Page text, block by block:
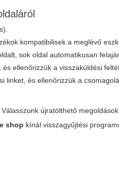
kompatibilisek a meglévő
sok oldal automatikusan
ellenőrizzük a visszaküldési
és ellenőrizzük a
újratölthető
shop kínál visszagyűjtési